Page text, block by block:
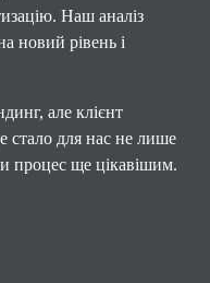
Наш аналіз
новий рівень і
але клієнт
стало для нас не лише
процес ще цікавішим.